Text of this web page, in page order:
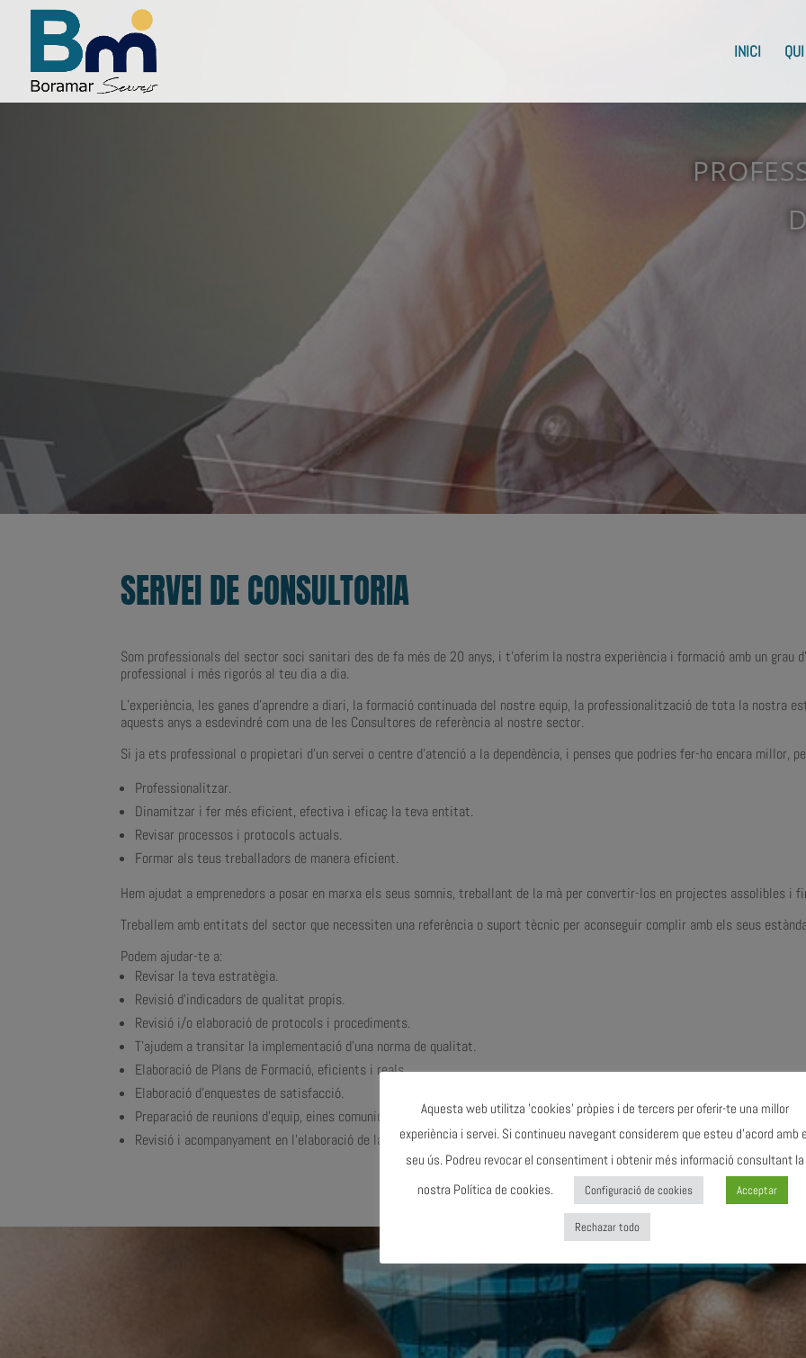
INICI
SERVEI DE CONSULTORIA
Som professionals del sector soci sanitari des de fa més de 20 anys, i t’oferim la nostra experiència i formació amb un grau
professional i més rigorós al teu dia a dia.
L’experiència, les ganes d’aprendre a diari, la formació continuada del nostre equip, la professionalització de tota la nostra
aquests anys a esdevindré com una de les Consultores de referència al nostre sector.
Si ja ets professional o propietari d’un servei o centre d’atenció a la dependència, i penses que podries fer-ho encara millor,
Professionalitzar.
Dinamitzar i fer més eficient, efectiva i eficaç la teva entitat.
Revisar processos i protocols actuals.
Formar als teus treballadors de manera eficient.
Hem ajudat a emprenedors a posar en marxa els seus somnis, treballant de la mà per convertir-los en projectes assolibles i
Treballem amb entitats del sector que necessiten una referència o suport tècnic per aconseguir complir amb els seus
Podem ajudar-te a:
Revisar la teva estratègia.
Revisió d’indicadors de qualitat propis.
Revisió i/o elaboració de protocols i procediments.
T’ajudem a transitar la implementació d’una norma de qualitat.
Elaboració de Plans de Formació, eficients i reals.
Elaboració d’enquestes de satisfacció.
Preparació de reunions d’equip, eines comunicatives.
Revisió i acompanyament en l’elaboració de la documentació per Acreditacions i Licitacions.
Aquesta web utilitza 'cookies' pròpies i de tercers per oferir-te una millor
experiència i servei. Si continueu navegant considerem que esteu d'acord amb
seu ús. Podreu revocar el consentiment i obtenir més informació consultant la
nostra Política de cookies.
Configuració de cookies Acceptar
Rechazar todo